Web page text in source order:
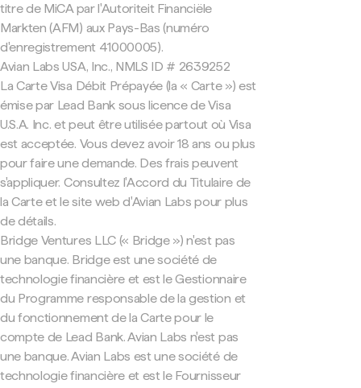
titre de MiCA par l'Autoriteit Financiële
Markten (AFM) aux Pays-Bas (numéro
d'enregistrement 41000005).
Avian Labs USA, Inc., NMLS ID # 2639252
La Carte Visa Débit Prépayée (la « Carte ») est
émise par Lead Bank sous licence de Visa
U.S.A. Inc. et peut être utilisée partout où Visa
est acceptée. Vous devez avoir 18 ans ou plus
pour faire une demande. Des frais peuvent
s'appliquer. Consultez l'Accord du Titulaire de
la Carte et le site web d'Avian Labs pour plus
de détails.
Bridge Ventures LLC (« Bridge ») n'est pas
une banque. Bridge est une société de
technologie financière et est le Gestionnaire
du Programme responsable de la gestion et
du fonctionnement de la Carte pour le
compte de Lead Bank. Avian Labs n'est pas
une banque. Avian Labs est une société de
technologie financière et est le Fournisseur